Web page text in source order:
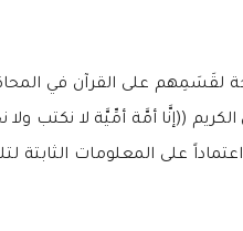
لقَسَمِهم على القرآن في
((إنَّا أمَّة أمِّيَّة لا نكتب
على المعلومات الثابتة